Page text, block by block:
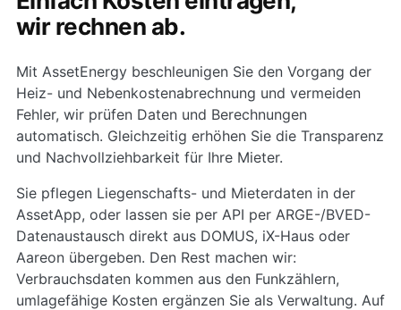
wir rechnen ab.
Mit AssetEnergy beschleunigen Sie den Vorgang der
Heiz- und Nebenkostenabrechnung und vermeiden
Fehler, wir prüfen Daten und Berechnungen
automatisch. Gleichzeitig erhöhen Sie die Transparenz
und Nachvollziehbarkeit für Ihre Mieter.
Sie pflegen Liegenschafts- und Mieterdaten in der
AssetApp, oder lassen sie per API per ARGE-/BVED-
Datenaustausch direkt aus DOMUS, iX-Haus oder
Aareon übergeben. Den Rest machen wir:
Verbrauchsdaten kommen aus den Funkzählern,
umlagefähige Kosten ergänzen Sie als Verwaltung. Auf